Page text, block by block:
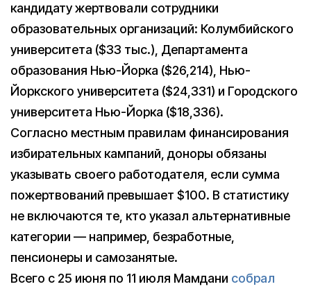
кандидату жертвовали сотрудники
образовательных организаций: Колумбийского
университета ($33 тыс.), Департамента
образования Нью-Йорка ($26,214), Нью-
Йоркского университета ($24,331) и Городского
университета Нью-Йорка ($18,336).
Согласно местным правилам финансирования
избирательных кампаний, доноры обязаны
указывать своего работодателя, если сумма
пожертвований превышает $100. В статистику
не включаются те, кто указал альтернативные
категории — например, безработные,
пенсионеры и самозанятые.
Всего с 25 июня по 11 июля Мамдани собрал